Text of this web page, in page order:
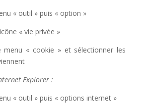
« outil » puis « option »
« vie privée »
« cookie » et sélectionner les
Explorer :
« outil » puis « options internet »